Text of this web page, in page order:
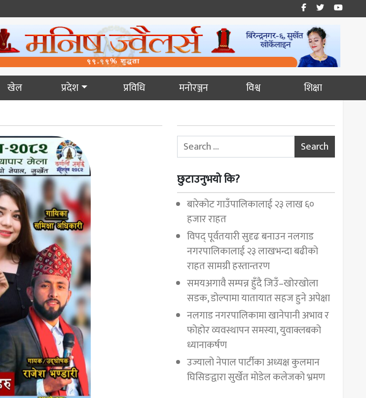
खेल प्रदेश प्रविधि मनोरञ्जन विश्व शिक्षा
Search for:
छुटाउनुभयो कि?
बारेकोट गाउँपालिकालाई २३ लाख ६०
हजार राहत
विपद् पूर्वतयारी सुदृढ बनाउन नलगाड
नगरपालिकालाई २३ लाखभन्दा बढीको
राहत सामग्री हस्तान्तरण
समयअगावै सम्पन्न हुँदै जिउँ–खोरखोला
सडक, डोल्पामा यातायात सहज हुने अपेक्षा
नलगाड नगरपालिकामा खानेपानी अभाव र
फोहोर व्यवस्थापन समस्या, युवाक्लबको
ध्यानाकर्षण
उज्यालो नेपाल पार्टीका अध्यक्ष कुलमान
घिसिङद्वारा सुर्खेत मोडेल कलेजको भ्रमण